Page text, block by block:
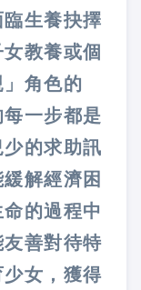
生養抉擇
教養或個
角色的
每一步都是
的求助訊
解經濟困
的過程中
善對待特
女，獲得